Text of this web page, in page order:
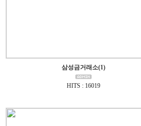
삼성금거래소(1)
HITS : 16019